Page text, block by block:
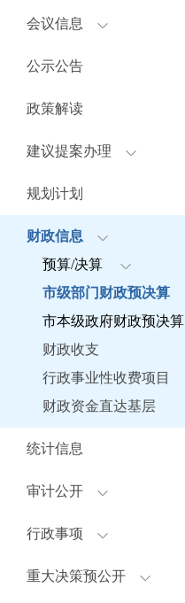
会议信息
公示公告
政策解读
建议提案办理
规划计划
财政信息
预算/决算
市级部门财政预决算
市本级政府财政预决算
财政收支
行政事业性收费项目
财政资金直达基层
统计信息
审计公开
行政事项
重大决策预公开